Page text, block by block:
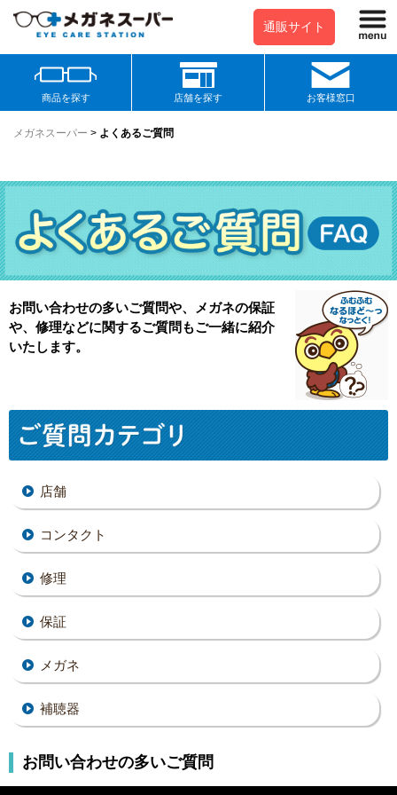
通販サイト
商品を探す 店舗を探す お客様窓口
メガネスーパー > よくあるご質問
お問い合わせの多いご質問や、メガネの保証
や、修理などに関するご質問もご一緒に紹介
いたします。
店舗
コンタクト
修理
保証
メガネ
補聴器
お問い合わせの多いご質問